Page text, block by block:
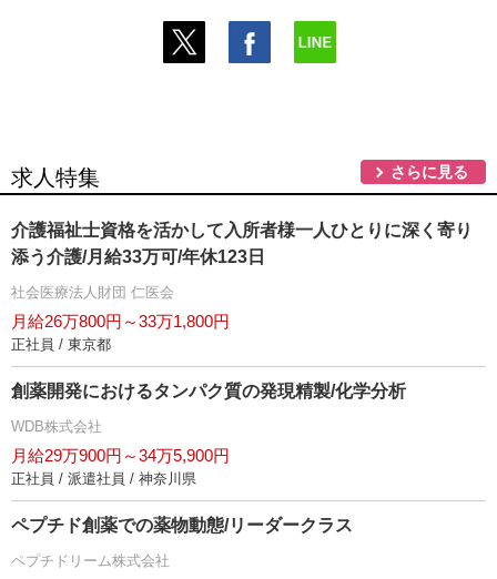
求人特集 さらに見る
介護福祉士資格を活かして入所者様一人ひとりに深く寄り
添う介護/月給33万可/年休123日
社会医療法人財団 仁医会
月給26万800円～33万1,800円
正社員 / 東京都
創薬開発におけるタンパク質の発現精製/化学分析
WDB株式会社
月給29万900円～34万5,900円
正社員 / 派遣社員 / 神奈川県
ペプチド創薬での薬物動態/リーダークラス
ペプチドリーム株式会社